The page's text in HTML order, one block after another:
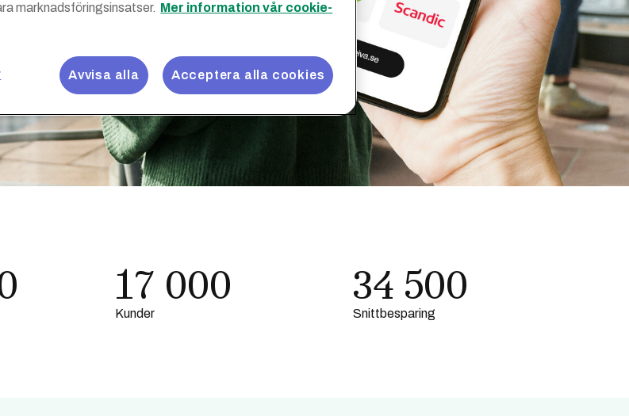
17 000
Kunder 34 500
Snittbesparing
marknadsföringsinsatser. Mer information vår cookie-
Avvisa alla Acceptera alla cookies